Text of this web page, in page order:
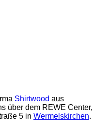
Shirtwood aus
über dem REWE Center,
5 in Wermelskirchen.